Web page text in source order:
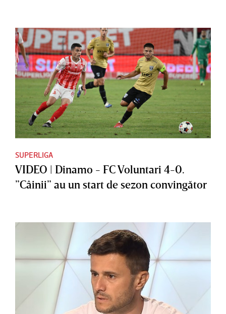
SUPERLIGA
VIDEO | Dinamo - FC Voluntari 4-0.
”Câinii” au un start de sezon convingător